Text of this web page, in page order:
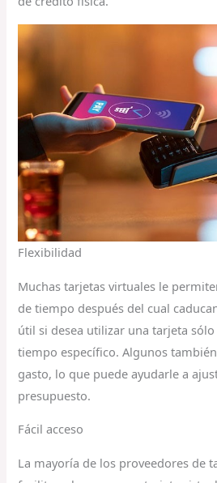
Flexibilidad
Muchas tarjetas virtuales le
de tiempo después del cual
útil si desea utilizar una tarjeta
tiempo específico. Algunos
gasto, lo que puede ayudarle a
presupuesto.
Fácil acceso
La mayoría de los proveedores de